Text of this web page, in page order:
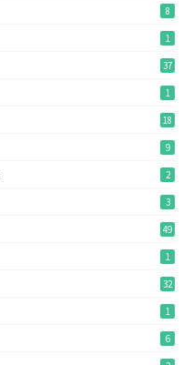
8
1
37
1
18
9
2
3
49
1
32
1
6